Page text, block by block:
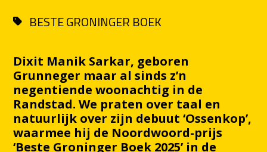
BESTE GRONINGER BOEK
Dixit Manik Sarkar, geboren
Grunneger maar al sinds z’n
negentiende woonachtig in de
Randstad. We praten over taal en
natuurlijk over zijn debuut ‘Ossenkop’,
waarmee hij de Noordwoord-prijs
‘Beste Groninger Boek 2025’ in de